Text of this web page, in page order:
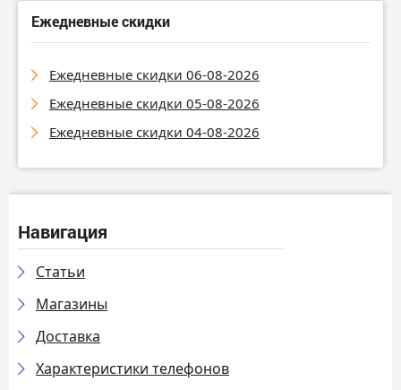
Ежедневные скидки
Ежедневные скидки 06-08-2026
Ежедневные скидки 05-08-2026
Ежедневные скидки 04-08-2026
Навигация
Статьи
Магазины
Доставка
Характеристики телефонов